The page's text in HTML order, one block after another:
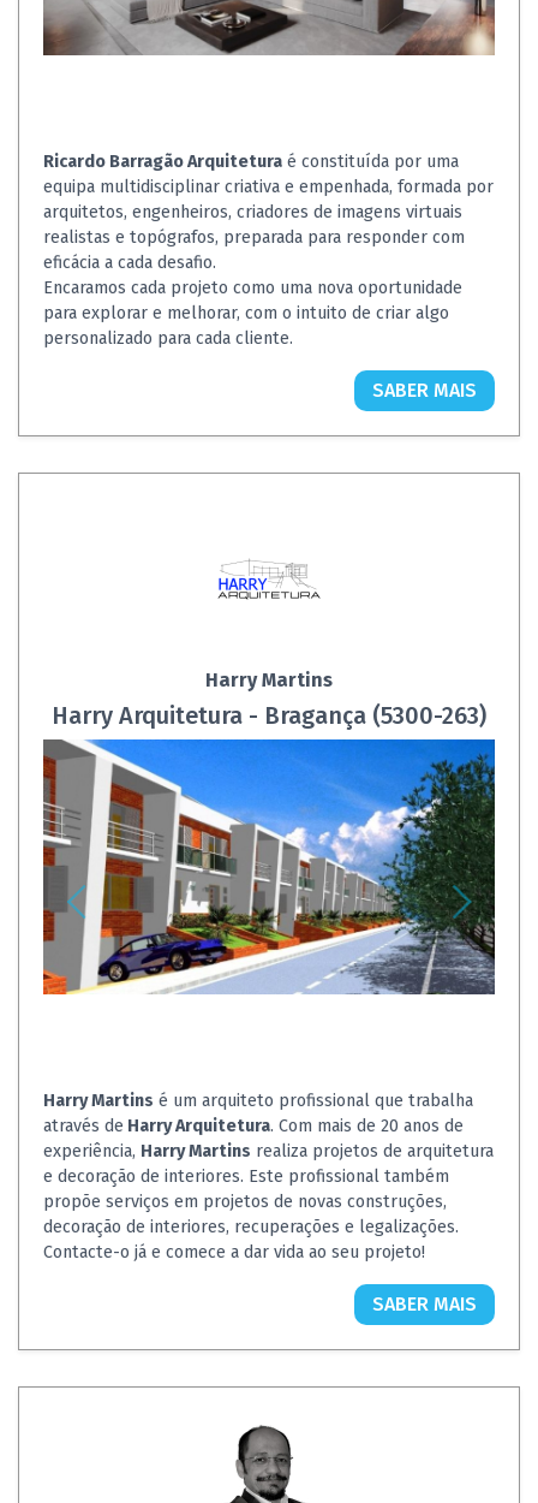
Ricardo Barragão Arquitetura é constituída por uma
equipa multidisciplinar criativa e empenhada, formada por
arquitetos, engenheiros, criadores de imagens virtuais
realistas e topógrafos, preparada para responder com
eficácia a cada desafio.
Encaramos cada projeto como uma nova oportunidade
para explorar e melhorar, com o intuito de criar algo
personalizado para cada cliente.
SABER MAIS
Harry Martins
Harry Arquitetura - Bragança (5300-263)
Harry Martins é um arquiteto profissional que trabalha
através de Harry Arquitetura. Com mais de 20 anos de
experiência, Harry Martins realiza projetos de arquitetura
e decoração de interiores. Este profissional também
propõe serviços em projetos de novas construções,
decoração de interiores, recuperações e legalizações.
Contacte-o já e comece a dar vida ao seu projeto!
SABER MAIS